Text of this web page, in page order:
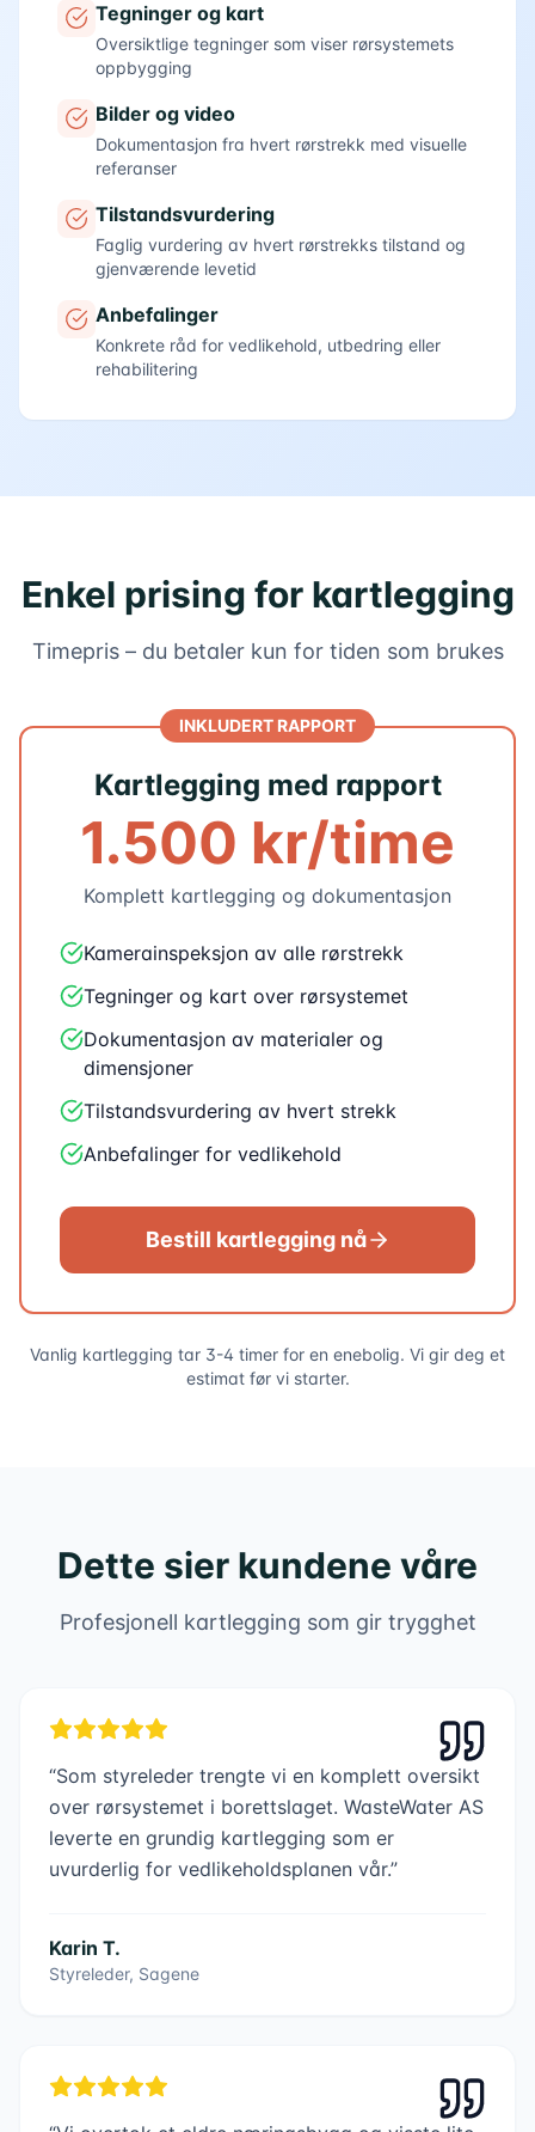
Tegninger og kart
Oversiktlige tegninger som viser rørsystemets
oppbygging
Bilder og video
Dokumentasjon fra hvert rørstrekk med visuelle
referanser
Tilstandsvurdering
Faglig vurdering av hvert rørstrekks tilstand og
gjenværende levetid
Anbefalinger
Konkrete råd for vedlikehold, utbedring eller
rehabilitering
Enkel prising for kartlegging
Timepris – du betaler kun for tiden som brukes
INKLUDERT RAPPORT
Kartlegging med rapport
1.500 kr/time
Komplett kartlegging og dokumentasjon
Kamerainspeksjon av alle rørstrekk
Tegninger og kart over rørsystemet
Dokumentasjon av materialer og
dimensjoner
Tilstandsvurdering av hvert strekk
Anbefalinger for vedlikehold
Bestill kartlegging nå
Vanlig kartlegging tar 3-4 timer for en enebolig. Vi gir deg et
estimat før vi starter.
Dette sier kundene våre
Profesjonell kartlegging som gir trygghet
“Som styreleder trengte vi en komplett oversikt
over rørsystemet i borettslaget. WasteWater AS
leverte en grundig kartlegging som er
uvurderlig for vedlikeholdsplanen vår.”
Karin T.
Styreleder, Sagene